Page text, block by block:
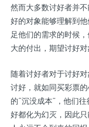
然而大多数讨好者并
好的对象能够理解到
足他们的需求的时候
大的付出，期望讨好对
随着讨好者对于讨好
讨好，就如同买彩票
的“沉没成本”，他们
好都化为幻灭，因此